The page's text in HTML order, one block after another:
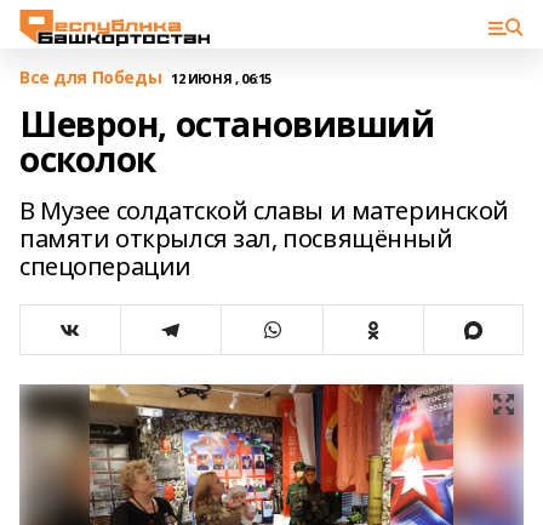
Все для Победы 12 ИЮНЯ , 06:15
Шеврон, остановивший
осколок
В Музее солдатской славы и материнской
памяти открылся зал, посвящённый
спецоперации